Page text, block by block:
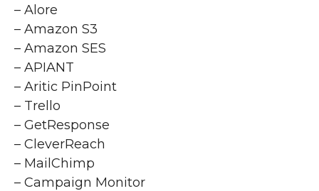
– Alore
– Amazon S3
– Amazon SES
– APIANT
– Aritic PinPoint
– Trello
– GetResponse
– CleverReach
– MailChimp
– Campaign Monitor